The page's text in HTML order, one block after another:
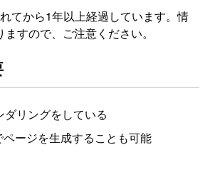
てから1年以上経過しています。情
すので、ご注意ください。
リングをしている
ージを生成することも可能